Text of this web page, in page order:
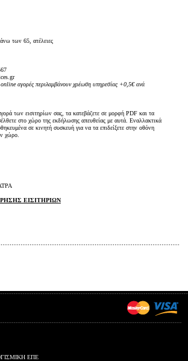
των 65, ατέλειες
αγορές περιλαμβάνουν χρέωση υπηρεσίας +0,5€ ανά
των εισιτηρίων σας, τα κατεβάζετε σε μορφή PDF και τα
στο χώρο της εκδήλωσης απευθείας με αυτά. Εναλλακτικά
σε κινητή συσκευή για να τα επιδείξετε στην οθόνη
χώρο.
ΕΙΣΙΤΗΡΙΩΝ
ΕΠΕ